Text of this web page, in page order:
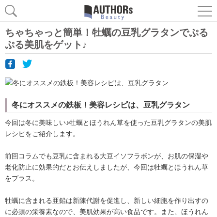
ちゃちゃっと簡単！牡蠣の豆乳グラタンでぷる
ぷる美肌をゲット♪
冬にオススメの鉄板！美容レシピは、豆乳グラタン
今回は冬に美味しい♪牡蠣とほうれん草を使った豆乳グラタンの美肌
レシピをご紹介します。
前回コラムでも豆乳に含まれる大豆イソフラボンが、お肌の保湿や
老化防止に効果的だとお伝えしましたが、今回は牡蠣とほうれん草
をプラス。
牡蠣に含まれる亜鉛は新陳代謝を促進し、新しい細胞を作り出すの
に必須の栄養素なので、美肌効果が高い食品です。また、ほうれん